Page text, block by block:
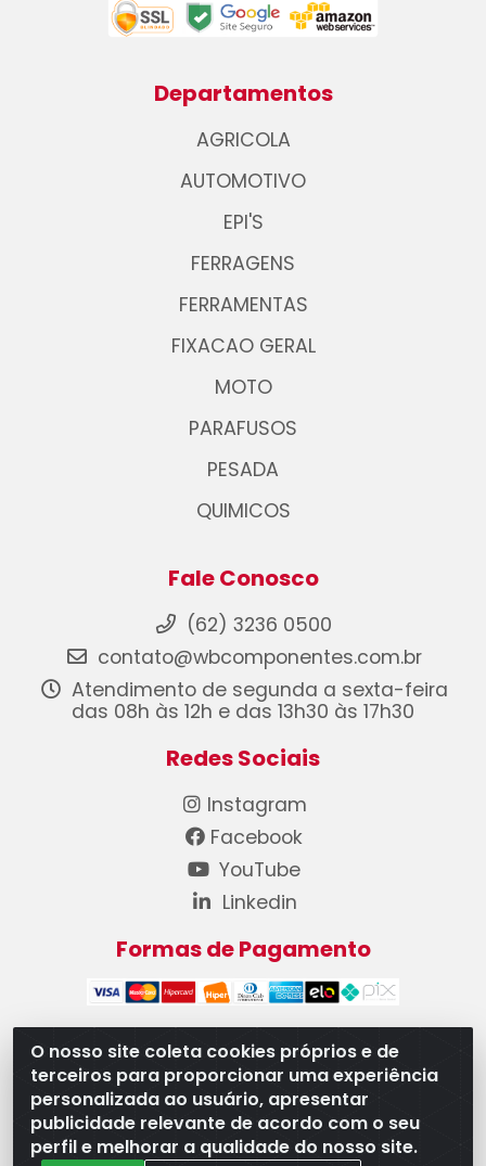
O nosso site coleta cookies próprios e de
terceiros para proporcionar uma experiência
personalizada ao usuário, apresentar
publicidade relevante de acordo com o seu
perfil e melhorar a qualidade do nosso site.
Departamentos
AGRICOLA
AUTOMOTIVO
EPI'S
FERRAGENS
FERRAMENTAS
FIXACAO GERAL
MOTO
PARAFUSOS
PESADA
QUIMICOS
Fale Conosco
(62) 3236 0500
contato@wbcomponentes.com.br
Atendimento de segunda a sexta-feira
das 08h às 12h e das 13h30 às 17h30
Redes Sociais
Instagram
Facebook
YouTube
Linkedin
Formas de Pagamento
WB Componentes Automotivos LTDA - CNPJ
08.528.393/0001-12 - Rua do Níquel, 667 - Parque
Oeste Industrial, Goiânia/GO - CEP 74375-660